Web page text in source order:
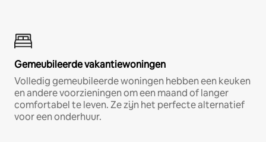
Gemeubileerde vakantiewoningen
Volledig gemeubileerde woningen hebben een keuken
en andere voorzieningen om een maand of langer
comfortabel te leven. Ze zijn het perfecte alternatief
voor een onderhuur.